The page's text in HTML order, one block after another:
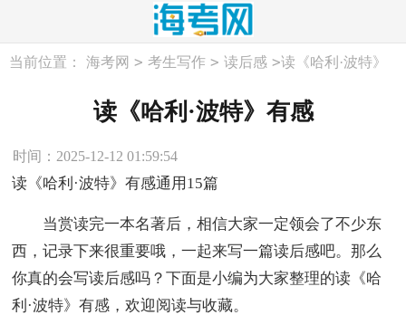
当前位置： 海考网 > 考生写作 > 读后感 >读《哈利·波特》
读《哈利·波特》有感
时间：2025-12-12 01:59:54
读《哈利·波特》有感通用15篇
当赏读完一本名著后，相信大家一定领会了不少东
西，记录下来很重要哦，一起来写一篇读后感吧。那么
你真的会写读后感吗？下面是小编为大家整理的读《哈
利·波特》有感，欢迎阅读与收藏。